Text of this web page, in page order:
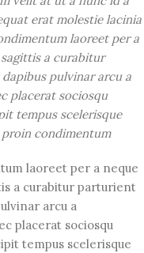
erat molestie lacinia
laoreet per a
a curabitur
pulvinar arcu a
placerat sociosqu
tempus scelerisque
condimentum.
laoreet per a neque
a curabitur parturient
arcu a
placerat sociosqu
tempus scelerisque